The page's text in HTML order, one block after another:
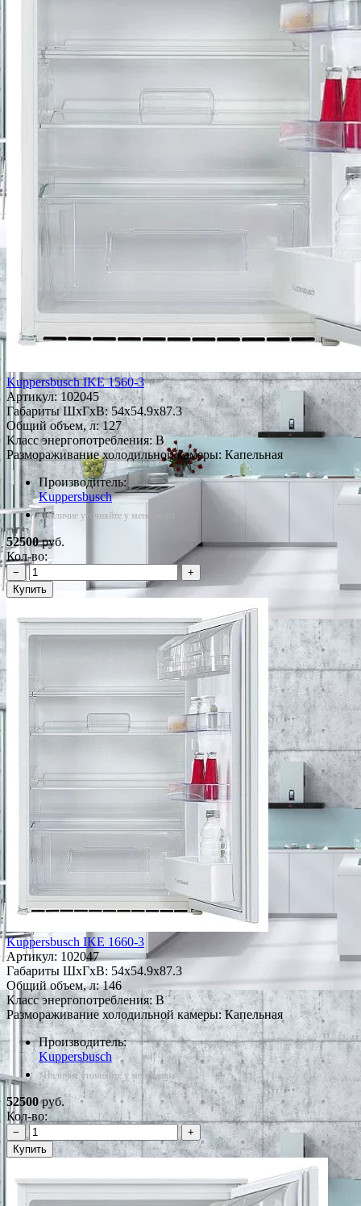
Kuppersbusch IKE 1560-3
Артикул:102045
Габариты ШxГxВ: 54x54.9x87.3
Общий объем, л: 127
Класс энергопотребления: B
Размораживание холодильной камеры: Капельная
Производитель:
Kuppersbusch
*Наличие уточняйте у менеджера
52500руб.
Кол-во:
−
+
Купить
Kuppersbusch IKE 1660-3
Артикул: 102047
Габариты ШxГxВ: 54x54.9x87.3
Общий объем, л: 146
Класс энергопотребления: B
Размораживание холодильной камеры: Капельная
Производитель:
Kuppersbusch
*Наличие уточняйте у менеджера
52500руб.
Кол-во:
−
+
Купить